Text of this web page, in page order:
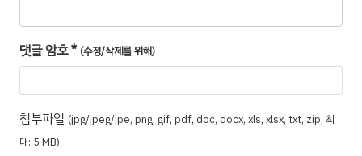
댓글 암호* (수정/삭제를 위해)
첨부파일 (jpg/jpeg/jpe, png, gif, pdf, doc, docx, xls, xlsx, txt, zip, 최
대: 5 MB)